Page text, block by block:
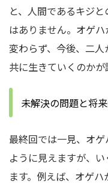
と、人間であるキジ
はありません。オゲ
変わらず、今後、二人
共に生きていくのかが
未解決の問題と将
最終回では一見、オ
ように見えますが、
ます。例えば、オゲ